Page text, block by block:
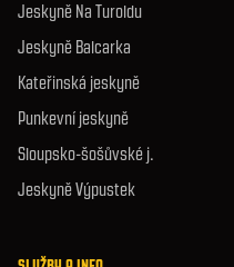
Jeskyně Na Turoldu
Jeskyně Balcarka
Kateřinská jeskyně
Punkevní jeskyně
Sloupsko-šošůvské j.
Jeskyně Výpustek